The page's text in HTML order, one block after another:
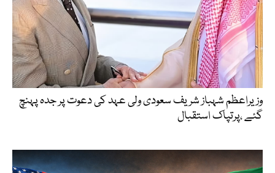
وزیراعظم شہباز شریف سعودی ولی عہد کی دعوت پر جدہ پہنچ
گئے ،پرتپاک استقبال